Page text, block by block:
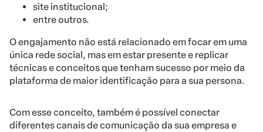
site institucional;
entre outros.
O engajamento não está relacionado em focar em uma
única rede social, mas em estar presente e replicar
técnicas e conceitos que tenham sucesso por meio da
plataforma de maior identificação para a sua persona.
Com esse conceito, também é possível conectar
diferentes canais de comunicação da sua empresa e